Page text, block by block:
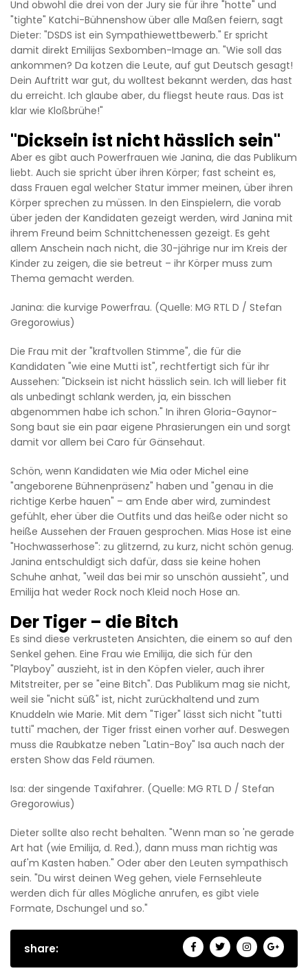
Und obwohl die drei von der Jury sie für ihre "hotte" und
"tighte" Katchi-Bühnenshow über alle Maßen feiern, sagt
Dieter: "DSDS ist ein Sympathiewettbewerb." Er spricht
damit direkt Emilijas Sexbomben-Image an. "Wie soll das
ankommen? Da kotzen die Leute, auf gut Deutsch gesagt!
Dein Auftritt war gut, du wolltest bekannt werden, das hast
du erreicht. Ich glaube aber, du fliegst heute raus. Das ist
klar wie Kloßbrühe!"
"Dicksein ist nicht hässlich sein"
Aber es gibt auch Powerfrauen wie Janina, die das Publikum
liebt. Auch sie spricht über ihren Körper; fast scheint es,
dass Frauen egal welcher Statur immer meinen, über ihren
Körper sprechen zu müssen. In den Einspielern, die vorab
über jeden der Kandidaten gezeigt werden, wird Janina mit
ihrem Freund beim Schnittchenessen gezeigt. Es geht
allem Anschein nach nicht, die 30-jährige nur im Kreis der
Kinder zu zeigen, die sie betreut – ihr Körper muss zum
Thema gemacht werden.
Janina: die kurvige Powerfrau. (Quelle: MG RTL D / Stefan
Gregorowius)
Die Frau mit der "kraftvollen Stimme", die für die
Kandidaten "wie eine Mutti ist", rechtfertigt sich für ihr
Aussehen: "Dicksein ist nicht hässlich sein. Ich will lieber fit
als unbedingt schlank werden, ja, ein bisschen
abgenommen habe ich schon." In ihren Gloria-Gaynor-
Song baut sie ein paar eigene Phrasierungen ein und sorgt
damit vor allem bei Caro für Gänsehaut.
Schön, wenn Kandidaten wie Mia oder Michel eine
"angeborene Bühnenpräsenz" haben und "genau in die
richtige Kerbe hauen" – am Ende aber wird, zumindest
gefühlt, eher über die Outfits und das heiße oder nicht so
heiße Aussehen der Frauen gesprochen. Mias Hose ist eine
"Hochwasserhose": zu glitzernd, zu kurz, nicht schön genug.
Janina entschuldigt sich dafür, dass sie keine hohen
Schuhe anhat, "weil das bei mir so unschön aussieht", und
Emilija hat weder Rock noch Kleid noch Hose an.
Der Tiger – die Bitch
Es sind diese verkrusteten Ansichten, die einem so auf den
Senkel gehen. Eine Frau wie Emilija, die sich für den
"Playboy" auszieht, ist in den Köpfen vieler, auch ihrer
Mitstreiter, per se "eine Bitch". Das Publikum mag sie nicht,
weil sie "nicht süß" ist, nicht zurückhaltend und zum
Knuddeln wie Marie. Mit dem "Tiger" lässt sich nicht "tutti
tutti" machen, der Tiger frisst einen vorher auf. Deswegen
muss die Raubkatze neben "Latin-Boy" Isa auch nach der
ersten Show das Feld räumen.
Isa: der singende Taxifahrer. (Quelle: MG RTL D / Stefan
Gregorowius)
Dieter sollte also recht behalten. "Wenn man so 'ne gerade
Art hat (wie Emilija, d. Red.), dann muss man richtig was
auf'm Kasten haben." Oder aber den Leuten sympathisch
sein. "Du wirst deinen Weg gehen, viele Fernsehleute
werden dich für alles Mögliche anrufen, es gibt viele
Formate, Dschungel und so."
share: